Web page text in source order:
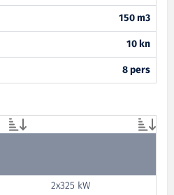
150 m3
10 kn
8 pers
2x325 kW